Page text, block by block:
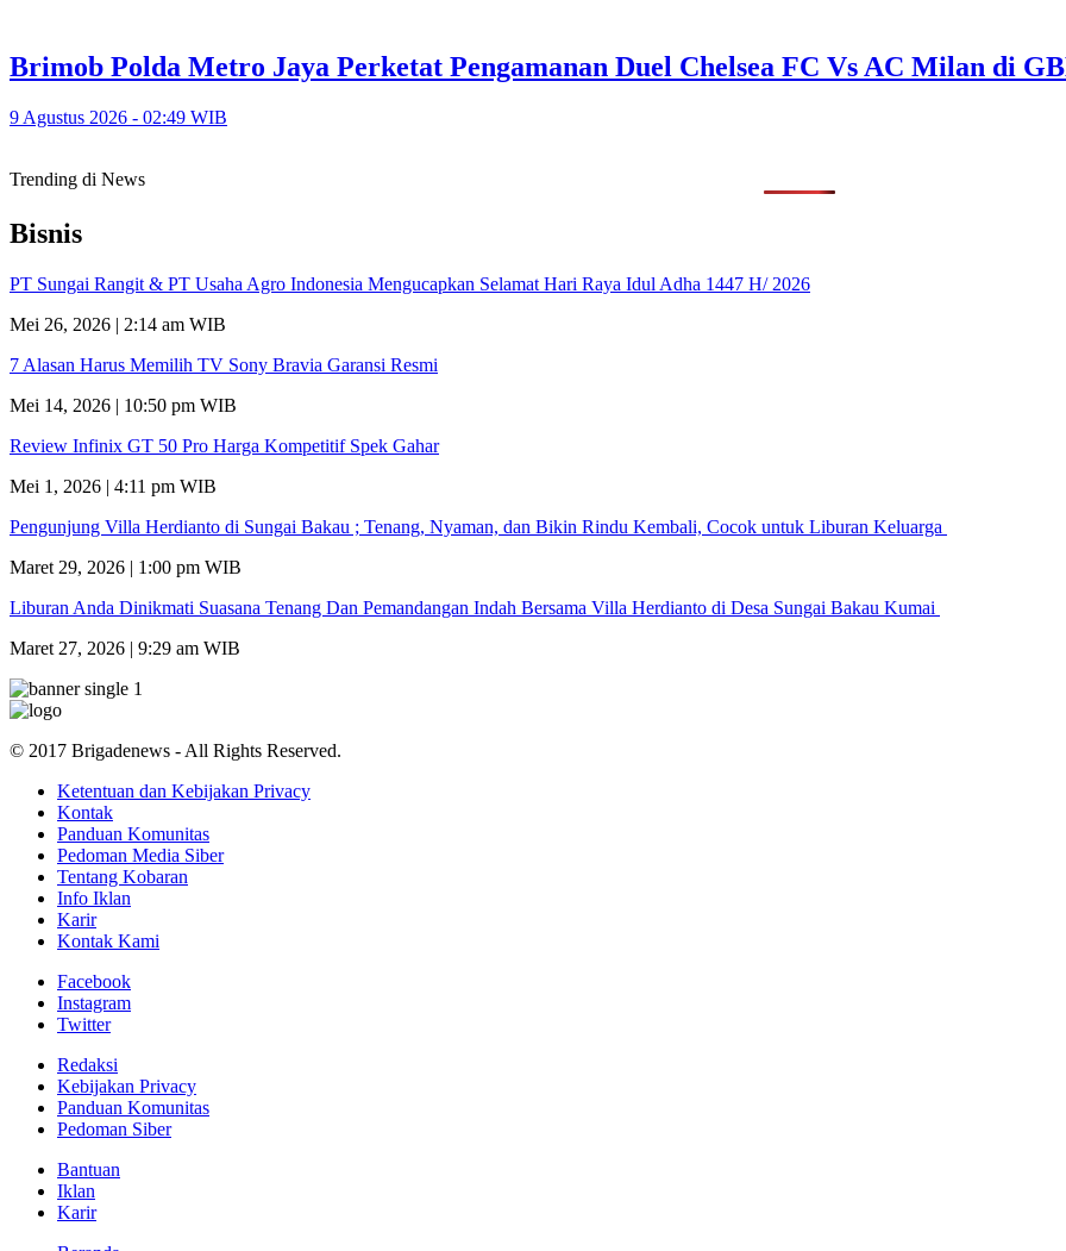
Brimob Polda Metro Jaya Perketat Pengamanan Duel Chelsea FC Vs AC Milan di
9 Agustus 2026 - 02:49 WIB
Trending di News
Bisnis
PT Sungai Rangit & PT Usaha Agro Indonesia Mengucapkan Selamat Hari Raya Idul Adha 1447 H/ 2026
Mei 26, 2026 | 2:14 am WIB
7 Alasan Harus Memilih TV Sony Bravia Garansi Resmi
Mei 14, 2026 | 10:50 pm WIB
Review Infinix GT 50 Pro Harga Kompetitif Spek Gahar
Mei 1, 2026 | 4:11 pm WIB
Pengunjung Villa Herdianto di Sungai Bakau ; Tenang, Nyaman, dan Bikin Rindu Kembali, Cocok untuk Liburan Keluarga
Maret 29, 2026 | 1:00 pm WIB
Liburan Anda Dinikmati Suasana Tenang Dan Pemandangan Indah Bersama Villa Herdianto di Desa Sungai Bakau Kumai
Maret 27, 2026 | 9:29 am WIB
© 2017 Brigadenews - All Rights Reserved.
Ketentuan dan Kebijakan Privacy
Kontak
Panduan Komunitas
Pedoman Media Siber
Tentang Kobaran
Info Iklan
Karir
Kontak Kami
Facebook
Instagram
Twitter
Redaksi
Kebijakan Privacy
Panduan Komunitas
Pedoman Siber
Bantuan
Iklan
Karir